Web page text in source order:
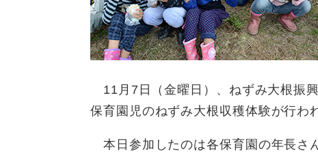
11月7日（金曜日）、ねずみ大根振
保育園児のねずみ大根収穫体験が行わ
本日参加したのは各保育園の年長さ